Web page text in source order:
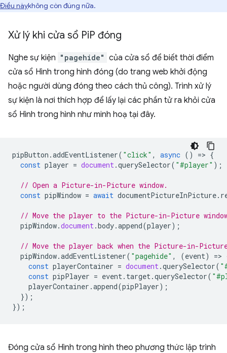
Điều nàykhông còn đúng nữa.
Xử lý khi cửa sổ PiP đóng
Nghe sự kiện "pagehide" của cửa sổ để biết thời điểm
cửa sổ Hình trong hình đóng (do trang web khởi động
hoặc người dùng đóng theo cách thủ công). Trình xử lý
sự kiện là nơi thích hợp để lấy lại các phần tử ra khỏi cửa
sổ Hình trong hình như minh hoạ tại đây.
pipButton .addEventListener( "click" , async () => {
const player = document .querySelector( "#player" );
// Open a Picture-in-Picture window.
const pipWindow = await documentPictureInPicture.
// Move the player to the Picture-in-Picture
pipWindow.document .body.append(player);
// Move the player back when the Picture-in-
pipWindow.addEventListener( "pagehide" , (event) =>
const playerContainer = document .querySelector(
const pipPlayer = event . target .querySelector(
playerContainer .append(pipPlayer);
});
});
Đóng cửa sổ Hình trong hình theo phương thức lập trình